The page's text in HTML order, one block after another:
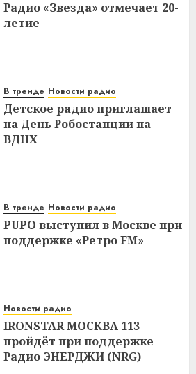
Радио «Звезда» отмечает 20-
летие
В тренде Новости радио
Детское радио приглашает
на День Робостанции на
ВДНХ
В тренде Новости радио
PUPO выступил в Москве при
поддержке «Ретро FM»
Новости радио
IRONSTAR МОСКВА 113
пройдёт при поддержке
Радио ЭНЕРДЖИ (NRG)